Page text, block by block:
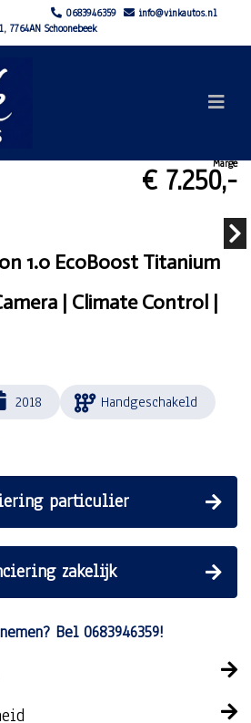
0683946359
info@vinkautos.nl
7764AN Schoonebeek
Marge
€ 7.250,-
1.0 EcoBoost Titanium
| Climate Control |
2018
Handgeschakeld
particulier
zakelijk
Bel 0683946359!